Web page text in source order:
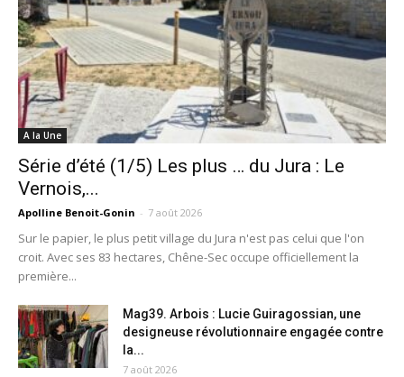
A la Une
Série d’été (1/5) Les plus … du Jura : Le
Vernois,...
Apolline Benoit-Gonin - 7 août 2026
Sur le papier, le plus petit village du Jura n'est pas celui que l'on
croit. Avec ses 83 hectares, Chêne-Sec occupe officiellement la
première...
Mag39. Arbois : Lucie Guiragossian, une
designeuse révolutionnaire engagée contre
la...
7 août 2026